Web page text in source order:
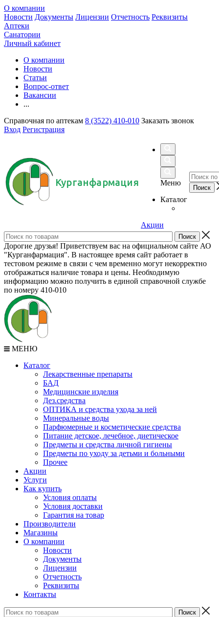
О компании
Новости Документы Лицензии Отчетность Реквизиты
Аптеки
Санатории
Личный кабинет
О компании
Новости
Статьи
Вопрос-ответ
Вакансии
...
Справочная по аптекам 8 (3522) 410-010 Заказать звонок
Вход Регистрация
Курганфармация
Меню
Каталог
Акции
Дорогие друзья! Приветствуем вас на официальном сайте АО
"Курганфармация". В настоящее время сайт работает в
тестовом режиме в связи с чем временно могут некорректно
отображаться наличие товара и цены. Необходимую
информацию можно получить в единой справочной службе
по номеру 410-010
МЕНЮ
Каталог
Лекарственные препараты
БАД
Медицинские изделия
Дез.средства
ОПТИКА и средства ухода за ней
Минеральные воды
Парфюмерные и косметические средства
Питание детское, лечебное, диетическое
Предметы и средства личной гигиены
Предметы по уходу за детьми и больными
Прочее
Акции
Услуги
Как купить
Условия оплаты
Условия доставки
Гарантия на товар
Производители
Магазины
О компании
Новости
Документы
Лицензии
Отчетность
Реквизиты
Контакты